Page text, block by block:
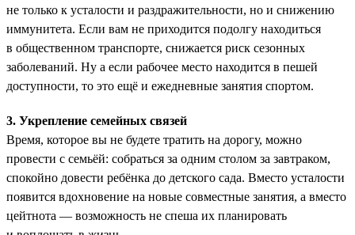
не только к усталости и раздражительности, но и снижению
иммунитета. Если вам не приходится подолгу находиться
в общественном транспорте, снижается риск сезонных
заболеваний. Ну а если рабочее место находится в пешей
доступности, то это ещё и ежедневные занятия спортом.
3. Укрепление семейных связей
Время, которое вы не будете тратить на дорогу, можно
провести с семьёй: собраться за одним столом за завтраком,
спокойно довести ребёнка до детского сада. Вместо усталости
появится вдохновение на новые совместные занятия, а вместо
цейтнота — возможность не спеша их планировать